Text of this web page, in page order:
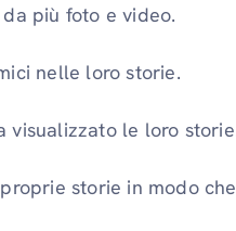
più foto e video.
nelle loro storie.
visualizzato le loro
storie in modo